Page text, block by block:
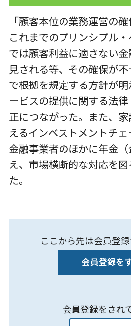
「顧客本位の業務運営の確
これまでのプリンシプル
では顧客利益に適さない
見される等、その確保が
で根拠を規定する方針が
ービスの提供に関する法
正につながった。また、
えるインベストメントチ
金融事業者のほかに年金
え、市場横断的な対応を
た。
ここから先は会員登録
会員登録を
会員登録をされ